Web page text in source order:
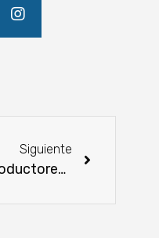
Siguiente
Productores reciben apoyo del MAG con insumos para impulsar su producción